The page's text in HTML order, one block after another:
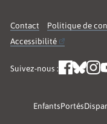
Contact Politique de
Accessibilité
Suivez-nous :